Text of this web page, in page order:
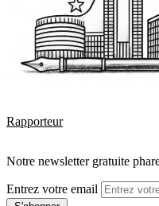
Rapporteur
Notre newsletter gratuite
Entrez votre email